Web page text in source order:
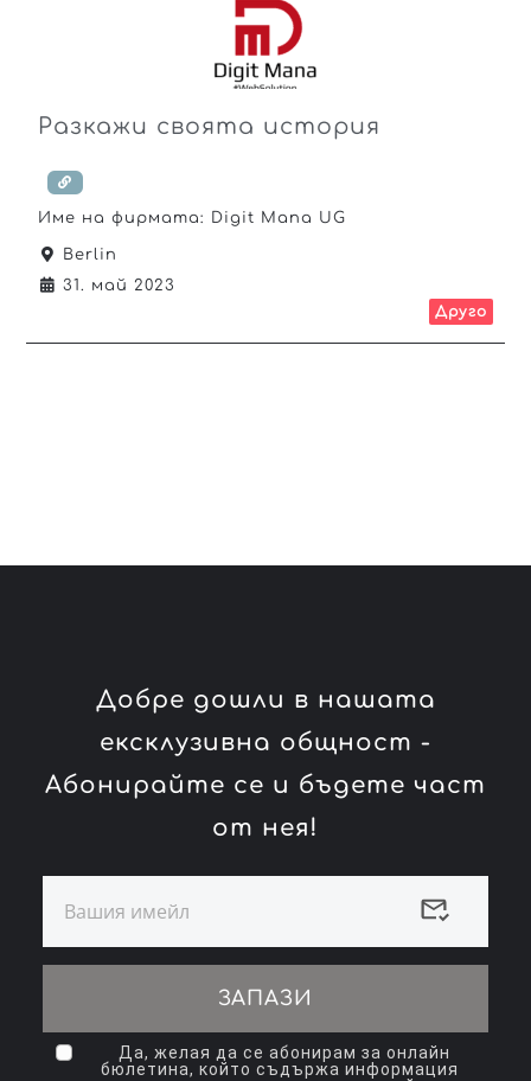
Разкажи своята история
Име на фирмата: Digit Mana UG
Berlin
31. май 2023
Друго
Добре дошли в нашата
ексклузивна общност -
Абонирайте се и бъдете част
от нея!
ЗАПАЗИ
Да, желая да се абонирам за онлайн
бюлетина, който съдържа информация